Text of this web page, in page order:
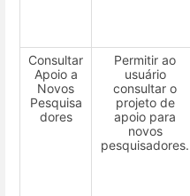
Consultar
Apoio a
Novos
Pesquisa
dores
Permitir ao
usuário
consultar o
projeto de
apoio para
novos
pesquisadores.